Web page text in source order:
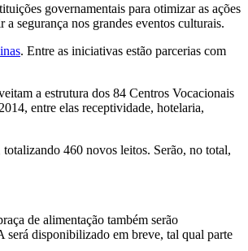
governamentais para otimizar as ações
segurança nos grandes eventos culturais.
. Entre as iniciativas estão parcerias com
a estrutura dos 84 Centros Vocacionais
entre elas receptividade, hotelaria,
460 novos leitos. Serão, no total,
de alimentação também serão
será disponibilizado em breve, tal qual parte